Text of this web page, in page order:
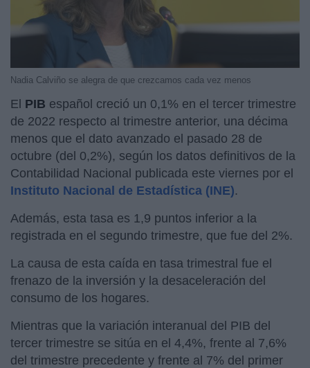
Nadia Calviño se alegra de que crezcamos cada vez menos
El PIB español creció un 0,1% en el tercer trimestre
de 2022 respecto al trimestre anterior, una décima
menos que el dato avanzado el pasado 28 de
octubre (del 0,2%), según los datos definitivos de la
Contabilidad Nacional publicada este viernes por el
Instituto Nacional de Estadística (INE).
Además, esta tasa es 1,9 puntos inferior a la
registrada en el segundo trimestre, que fue del 2%.
La causa de esta caída en tasa trimestral fue el
frenazo de la inversión y la desaceleración del
consumo de los hogares.
Mientras que la variación interanual del PIB del
tercer trimestre se sitúa en el 4,4%, frente al 7,6%
del trimestre precedente y frente al 7% del primer